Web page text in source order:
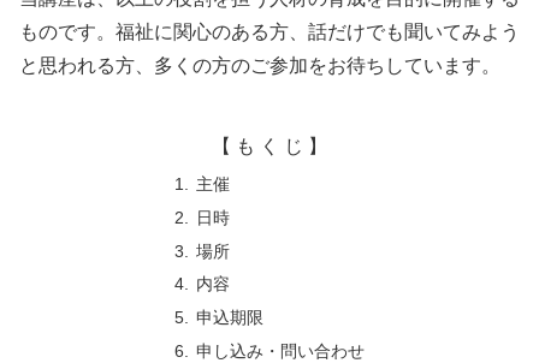
ものです。福祉に関心のある方、話だけでも聞いてみよう
と思われる方、多くの方のご参加をお待ちしています。
【 も く じ 】
主催
日時
場所
内容
申込期限
申し込み・問い合わせ